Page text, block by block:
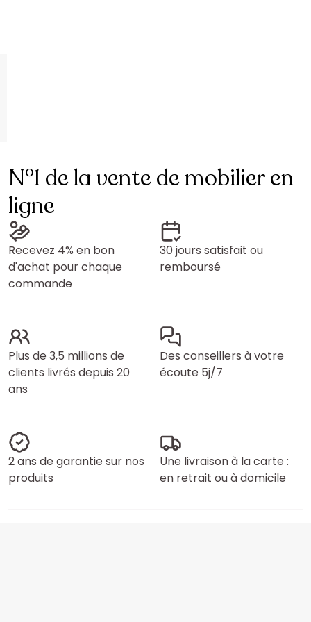
N°1 de la vente de mobilier en
ligne
Recevez 4% en bon
d'achat pour chaque
commande
30 jours satisfait ou
remboursé
Plus de 3,5 millions de
clients livrés depuis 20
ans
Des conseillers à votre
écoute 5j/7
2 ans de garantie sur nos
produits
Une livraison à la carte :
en retrait ou à domicile